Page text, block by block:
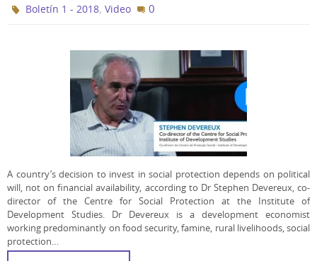
Boletín 1 - 2018,Video 0
A country’s decision to invest in social protection depends on political
will, not on financial availability, according to Dr Stephen Devereux, co-
director of the Centre for Social Protection at the Institute of
Development Studies. Dr Devereux is a development economist
working predominantly on food security, famine, rural livelihoods, social
protection…